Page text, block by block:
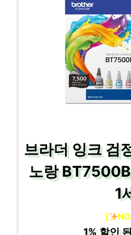
브라더 잉크 검
노랑
1
[
1%할인